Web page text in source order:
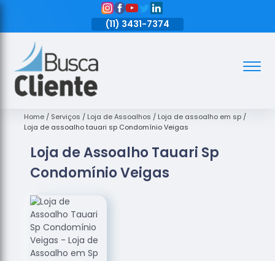
(11) 3431-7374
Assoalhos
de Madeira
Madeira
Empresas
Assoalhos
de Madeira
Loja de
Assoalhos
Home Serviços Loja de Assoalhos
Loja de assoalho em sp
Loja de assoalho tauari sp Condomínio Veigas
Loja de Assoalho Tauari Sp
Condomínio Veigas